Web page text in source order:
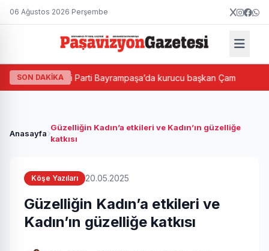
06 Ağustos 2026 Perşembe
SON DAKİKAYeni Parti Bayrampaşa’da kurucu başkan Çam
Anasayfa
Güzelliğin Kadın’a etkileri ve Kadın’ın güzelliğe
katkısı
Köşe Yazıları 20.05.2025
Güzelliğin Kadın’a etkileri ve
Kadın’ın güzelliğe katkısı